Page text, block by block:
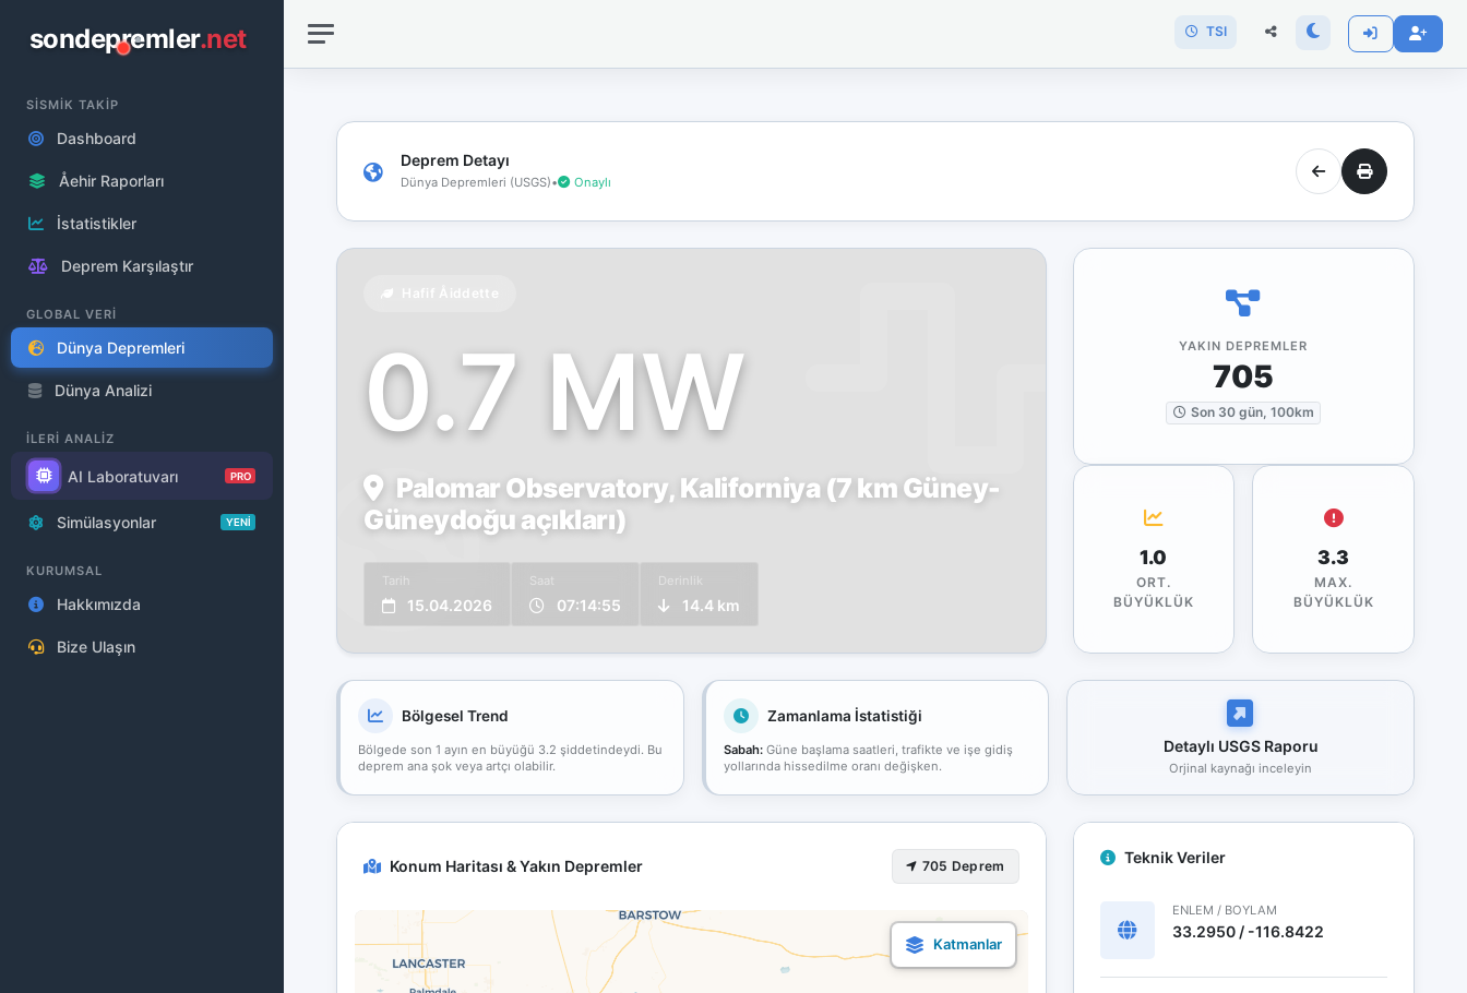
sondepremler.net
SİSMİK TAKİP
Dashboard
Åehir Raporları
İstatistikler
Deprem Karşılaştır
GLOBAL VERİ
Dünya Depremleri
Dünya Analizi
İLERİ ANALİZ
AI Laboratuvarı PRO
Simülasyonlar YENİ
KURUMSAL
Hakkımızda
Bize Ulaşın
TSI
Deprem Detayı
Dünya Depremleri (USGS)• Onaylı
0.7 MW
Palomar Observatory, Kaliforniya (7 km Güney-
Güneydoğu açıkları)
Tarih
15.04.2026
Saat
07:14:55
Derinlik
14.4 km
YAKIN DEPREMLER
705
Son 30 gün, 100km
1.0
ORT.
BÜYÜKLÜK
3.3
MAX.
BÜYÜKLÜK
Bölgesel Trend
Bölgede son 1 ayın en büyüğü 3.2 şiddetindeydi. Bu
deprem ana şok veya artçı olabilir.
Zamanlama İstatistiği
Sabah:Güne başlama saatleri, trafikte ve işe gidiş
yollarında hissedilme oranı değişken.
Detaylı USGS Raporu
Orjinal kaynağı inceleyin
Konum Haritası & Yakın Depremler 705 Deprem Teknik Veriler
ENLEM / BOYLAM
33.2950 / -116.8422
bağlantınız